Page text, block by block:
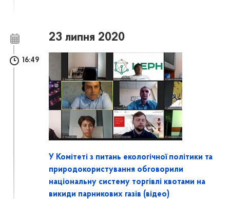
23 липня 2020
16:49
У Комітеті з питань екологічної політики та
природокористування обговорили
національну систему торгівлі квотами на
викиди парникових газів (відео)